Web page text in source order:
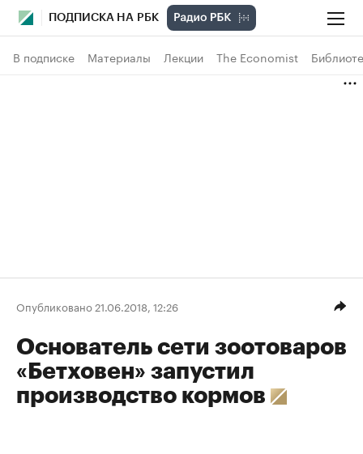
ПОДПИСКА НА РБК
В подписке Материалы Лекции The Economist
Опубликовано 21.06.2018, 12:26
Основатель сети зоотоваров
«Бетховен» запустил
производство кормов